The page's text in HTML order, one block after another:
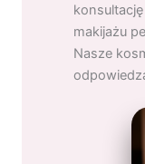
makijażu
Nasze